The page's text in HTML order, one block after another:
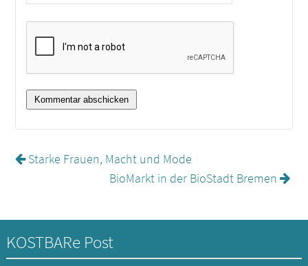
Starke Frauen, Macht und Mode
BioMarkt in der BioStadt Bremen
KOSTBARe Post